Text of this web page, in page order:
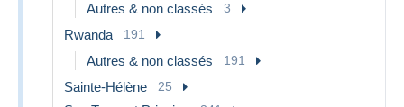
Autres & non classés 3
Rwanda 191
Autres & non classés 191
Sainte-Hélène 25